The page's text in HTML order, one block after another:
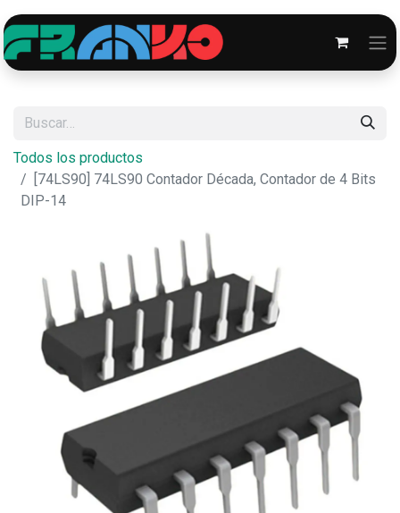
Todos los productos
[74LS90] 74LS90 Contador Década, Contador de 4 Bits
DIP-14